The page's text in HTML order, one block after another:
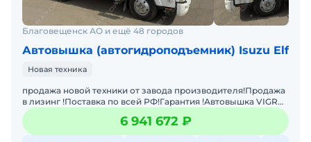
Благовещенск АО и ещё 48 городов
Автовышка (автогидроподъемник) Isuzu Elf
Новая техника
продажа новой техники от завода производителя!Продажа
в лизинг !Поставка по всей РФ!Гарантия !Автовышка VIGRUS
GKS36 на шасси ISUZU 4×2 с двигателем 96 кВ
6 941 672 ₽